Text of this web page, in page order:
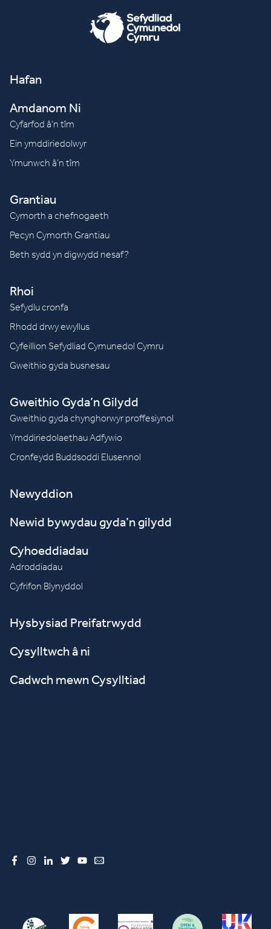
Hafan
Amdanom Ni
Cyfarfod â’n tîm
Ein ymddiriedolwyr
Ymunwch â’n tîm
Grantiau
Cymorth a chefnogaeth
Pecyn Cymorth Grantiau
Beth sydd yn digwydd nesaf?
Rhoi
Sefydlu cronfa
Rhodd drwy ewyllus
Cyfeillion Sefydliad Cymunedol Cymru
Gweithio gyda busnesau
Gweithio Gyda’n Gilydd
Gweithio gyda chynghorwyr proffesiynol
Ymddiriedolaethau Adfywio
Cronfeydd Buddsoddi Elusennol
Newyddion
Newid bywydau gyda’n gilydd
Cyhoeddiadau
Adroddiadau
Cyfrifon Blynyddol
Hysbysiad Preifatrwydd
Cysylltwch â ni
Cadwch mewn Cysylltiad